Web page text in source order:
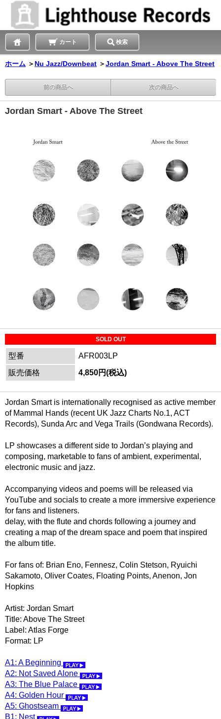
カート 検索
ホーム ＞ Nu Jazz/Downbeat ＞Jordan Smart - Above The Street
前の商品へ 次の商品へ
Jordan Smart - Above The Street
SOLD OUT
型番
AFR003LP
販売価格
4,850円(税込)
Jordan Smart is internationally recognised as active member
of Mammal Hands (recent UK Jazz Charts No.1, ACT
Records), Sunda Arc and Vega Trails (Gondwana Records).
LP showcases a different side to Jordan’s playing and
composing, marketable to fans of ambient, experimental,
electronic music and jazz.
Accompanying videos and poems will be released via
YouTube and socials to create a more immersive experience
for fans and listeners.
delay, with the flute and chords following a journey and
creating a map of the dream space and poem that inspired
the album title.
For fans of: Brian Eno, Fennesz, Colin Stetson, Ryuichi
Sakamoto, Oliver Coates, Floating Points, Anenon, Jon
Hopkins
Artist: Jordan Smart
Title: Above The Street
Label: Atlas Forge
Format: LP
A1: A Beginning
A2: Not Saved Alone
A3: The Blue Palace
A4: Golden Hour
A5: Ghostseam
B1: Nest